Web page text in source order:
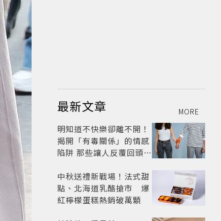
最新文章 MORE
明知道不快樂卻離不開！
揭開「有毒關係」的情感
陷阱 那些讓人反覆回頭的
戒？
中秋送禮新戰場！法式甜
點、北海道乳酪搶市 爆
紅檸檬蛋糕熱銷破萬顆